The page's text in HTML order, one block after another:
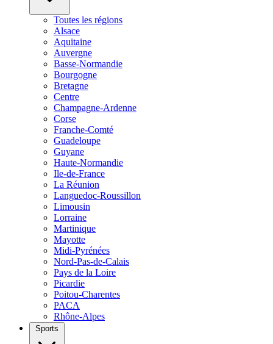
Toutes les régions
Alsace
Aquitaine
Auvergne
Basse-Normandie
Bourgogne
Bretagne
Centre
Champagne-Ardenne
Corse
Franche-Comté
Guadeloupe
Guyane
Haute-Normandie
Ile-de-France
La Réunion
Languedoc-Roussillon
Limousin
Lorraine
Martinique
Mayotte
Midi-Pyrénées
Nord-Pas-de-Calais
Pays de la Loire
Picardie
Poitou-Charentes
PACA
Rhône-Alpes
Sports